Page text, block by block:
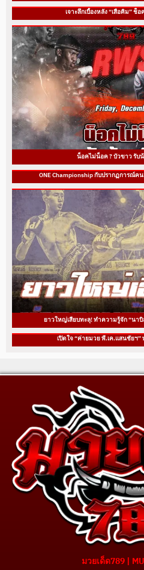
เจาะลึกเบื้องหลัง “เสือคิม” ช็
น็อคไม่น็อค ? บัวขาว รับน้
ONE Championship กับปรากฏการณ์
ยาวใหญ่เสียบทะลุ! ทำความรู้จัก “นา
เปิดใจ “ค่ายมวย พี.เค.แสนชัยฯ
มวยเด็ด789 |